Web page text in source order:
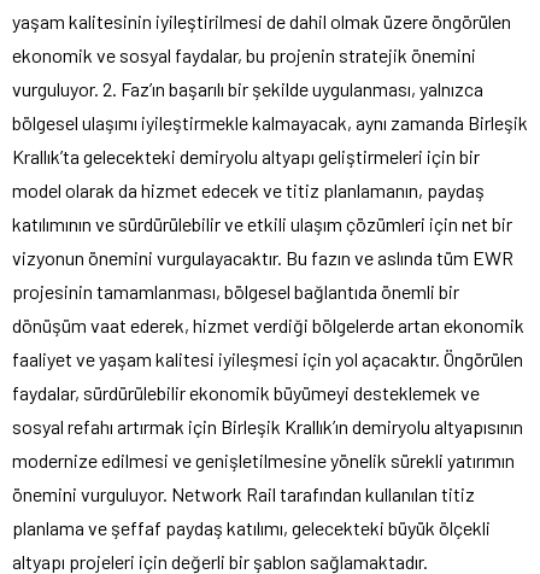
yaşam kalitesinin iyileştirilmesi de dahil olmak üzere öngörülen
ekonomik ve sosyal faydalar, bu projenin stratejik önemini
vurguluyor. 2. Faz’ın başarılı bir şekilde uygulanması, yalnızca
bölgesel ulaşımı iyileştirmekle kalmayacak, aynı zamanda Birleşik
Krallık’ta gelecekteki demiryolu altyapı geliştirmeleri için bir
model olarak da hizmet edecek ve titiz planlamanın, paydaş
katılımının ve sürdürülebilir ve etkili ulaşım çözümleri için net bir
vizyonun önemini vurgulayacaktır. Bu fazın ve aslında tüm EWR
projesinin tamamlanması, bölgesel bağlantıda önemli bir
dönüşüm vaat ederek, hizmet verdiği bölgelerde artan ekonomik
faaliyet ve yaşam kalitesi iyileşmesi için yol açacaktır. Öngörülen
faydalar, sürdürülebilir ekonomik büyümeyi desteklemek ve
sosyal refahı artırmak için Birleşik Krallık’ın demiryolu altyapısının
modernize edilmesi ve genişletilmesine yönelik sürekli yatırımın
önemini vurguluyor. Network Rail tarafından kullanılan titiz
planlama ve şeffaf paydaş katılımı, gelecekteki büyük ölçekli
altyapı projeleri için değerli bir şablon sağlamaktadır.